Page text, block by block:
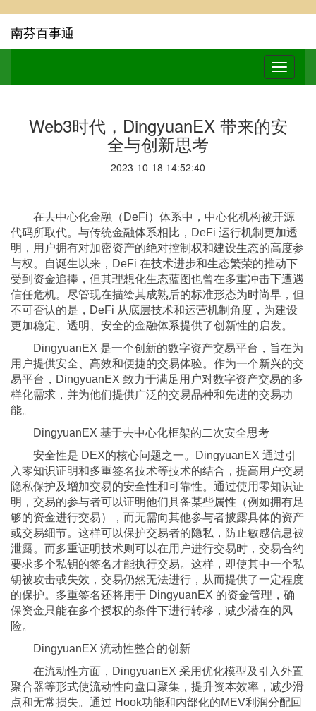
南芬百事通
Web3时代，DingyuanEX 带来的安
全与创新思考
2023-10-18 14:52:40
在去中心化金融（DeFi）体系中，中心化机构被开源
代码所取代。与传统金融体系相比，DeFi 运行机制更加透
明，用户拥有对加密资产的绝对控制权和建设生态的高度参
与权。自诞生以来，DeFi 在技术进步和生态繁荣的推动下
受到资金追捧，但其理想化生态蓝图也曾在多重冲击下遭遇
信任危机。尽管现在描绘其成熟后的标准形态为时尚早，但
不可否认的是，DeFi 从底层技术和运营机制角度，为建设
更加稳定、透明、安全的金融体系提供了创新性的启发。
DingyuanEX 是一个创新的数字资产交易平台，旨在为
用户提供安全、高效和便捷的交易体验。作为一个新兴的交
易平台，DingyuanEX 致力于满足用户对数字资产交易的多
样化需求，并为他们提供广泛的交易品种和先进的交易功
能。
DingyuanEX 基于去中心化框架的二次安全思考
安全性是 DEX的核心问题之一。DingyuanEX 通过引
入零知识证明和多重签名技术等技术的结合，提高用户交易
隐私保护及增加交易的安全性和可靠性。通过使用零知识证
明，交易的参与者可以证明他们具备某些属性（例如拥有足
够的资金进行交易），而无需向其他参与者披露具体的资产
或交易细节。这样可以保护交易者的隐私，防止敏感信息被
泄露。而多重证明技术则可以在用户进行交易时，交易合约
要求多个私钥的签名才能执行交易。这样，即使其中一个私
钥被攻击或失效，交易仍然无法进行，从而提供了一定程度
的保护。多重签名还将用于 DingyuanEX 的资金管理，确
保资金只能在多个授权的条件下进行转移，减少潜在的风
险。
DingyuanEX 流动性整合的创新
在流动性方面，DingyuanEX 采用优化模型及引入外置
聚合器等形式使流动性向盘口聚集，提升资本效率，减少滑
点和无常损失。通过 Hook功能和内部化的MEV利润分配回